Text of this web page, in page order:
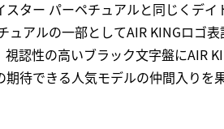
ター パーペチュアルと同じくデ
ュアルの一部としてAIR KINGロゴ
認性の高いブラック文字盤にAIR
待できる人気モデルの仲間入りを